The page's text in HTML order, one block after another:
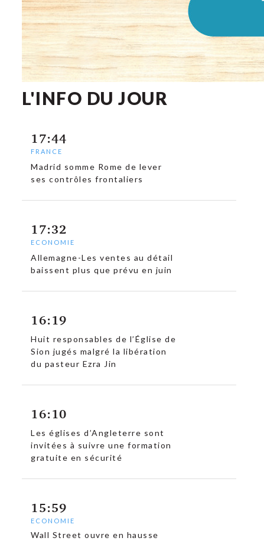
L'INFO DU JOUR
17:44
FRANCE
Madrid somme Rome de lever
ses contrôles frontaliers
17:32
ECONOMIE
Allemagne-Les ventes au détail
baissent plus que prévu en juin
16:19
Huit responsables de l’Église de
Sion jugés malgré la libération
du pasteur Ezra Jin
16:10
Les églises d’Angleterre sont
invitées à suivre une formation
gratuite en sécurité
15:59
ECONOMIE
Wall Street ouvre en hausse